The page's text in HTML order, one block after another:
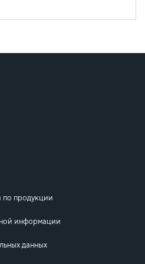
продукции
информации
данных